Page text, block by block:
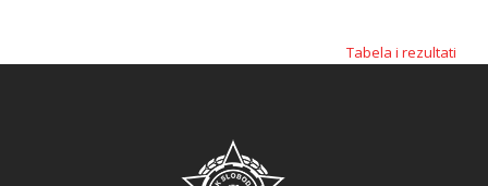
Tabela i rezultati